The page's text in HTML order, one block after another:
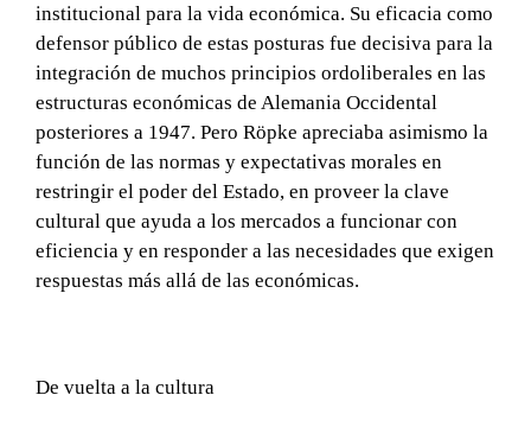
institucional para la vida económica. Su eficacia como
defensor público de estas posturas fue decisiva para la
integración de muchos principios ordoliberales en las
estructuras económicas de Alemania Occidental
posteriores a 1947. Pero Röpke apreciaba asimismo la
función de las normas y expectativas morales en
restringir el poder del Estado, en proveer la clave
cultural que ayuda a los mercados a funcionar con
eficiencia y en responder a las necesidades que exigen
respuestas más allá de las económicas.
De vuelta a la cultura